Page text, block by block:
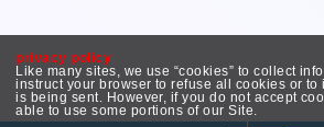
privacy policy
Like many sites, we use “cookies” to collect
instruct your browser to refuse all cookies or to
is being sent. However, if you do not accept
able to use some portions of our Site.